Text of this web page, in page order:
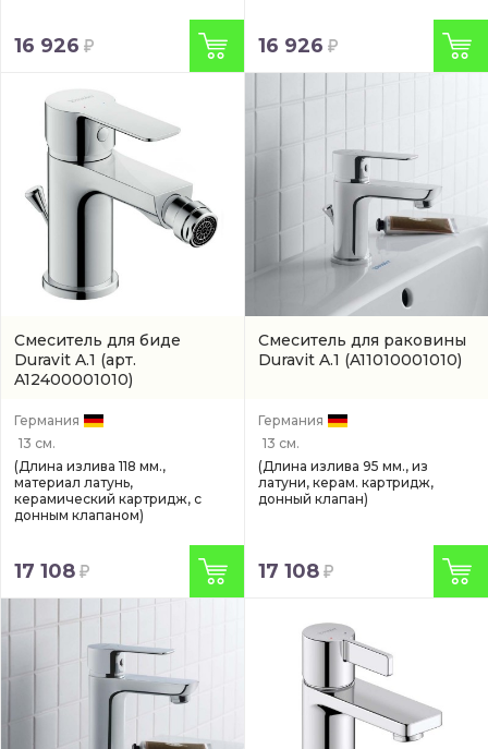
16 926 16 926
Смеситель для биде
Duravit A.1 (арт.
A12400001010)
Германия
13 см.
(Длина излива 118 мм.,
материал латунь,
керамический картридж, с
донным клапаном)
17 108
Смеситель для раковины
Duravit A.1 (A11010001010)
Германия
13 см.
(Длина излива 95 мм., из
латуни, керам. картридж,
донный клапан)
17 108